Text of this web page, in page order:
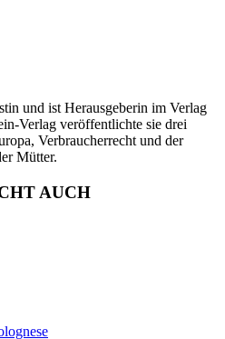
und ist Herausgeberin im Verlag
Verlag veröffentlichte sie drei
Verbraucherrecht und der
Mütter.
AUCH